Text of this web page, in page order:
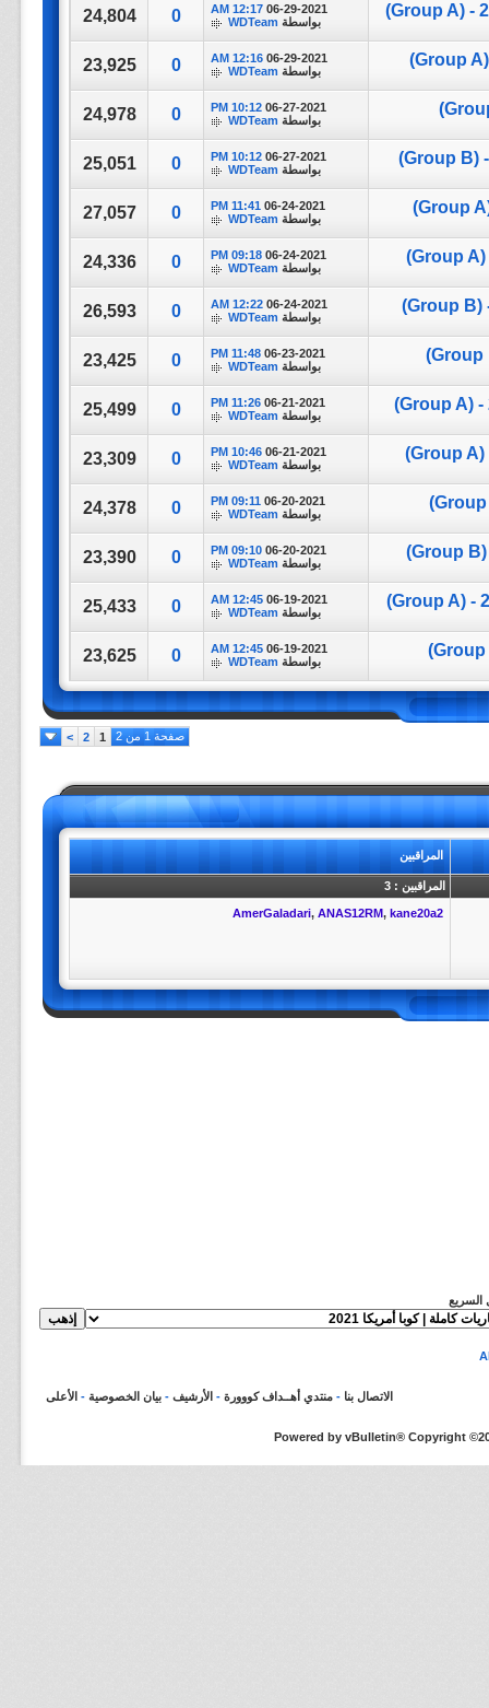
06-29-2021
12:17 AM
بواسطة WDTeam
0
24,804
06-29-2021
12:16 AM
بواسطة WDTeam
0
23,925
06-27-2021
10:12 PM
بواسطة WDTeam
0
24,978
06-27-2021
10:12 PM
بواسطة WDTeam
0
25,051
06-24-2021
11:41 PM
بواسطة WDTeam
0
27,057
06-24-2021
09:18 PM
بواسطة WDTeam
0
24,336
06-24-2021
12:22 AM
بواسطة WDTeam
0
26,593
06-23-2021
11:48 PM
بواسطة WDTeam
0
23,425
06-21-2021
11:26 PM
بواسطة WDTeam
0
25,499
06-21-2021
10:46 PM
بواسطة WDTeam
0
23,309
06-20-2021
09:11 PM
بواسطة WDTeam
0
24,378
06-20-2021
09:10 PM
بواسطة WDTeam
0
23,390
06-19-2021
12:45 AM
بواسطة WDTeam
0
25,433
06-19-2021
12:45 AM
بواسطة WDTeam
0
23,625
صفحة 1 من 2 1
2
>
المراقبين
المراقبين : 3
AmerGaladari, ANAS12RM, kane20a2
السريع
الاتصال بنا - منتدي أهــداف كووورة - الأرشيف - بيان الخصوصية - الأعلى
Powered by vBulletin® Copyright